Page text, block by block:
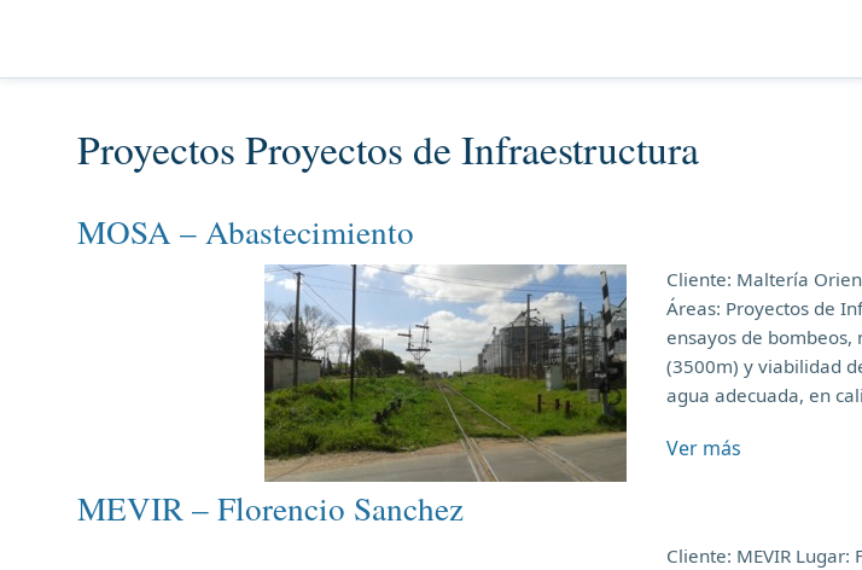
Proyectos Proyectos de Infraestructura
MOSA – Abastecimiento
Cliente: Maltería
Áreas: Proyectos de
ensayos de
(3500m) y viabilidad
agua adecuada, en
Ver más
MEVIR – Florencio Sanchez
Cliente: MEVIR